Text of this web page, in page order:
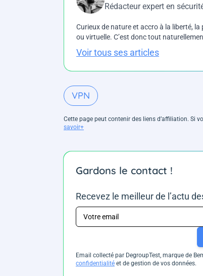
Rédacteur expert en
Curieux de nature et accro à la liberté,
ou virtuelle. C’est donc tout
Voir tous ses articles
VPN
Cette page peut contenir des liens d’affiliation. Si
savoir+
Gardons le contact !
Recevez le meilleur de l’actu
Email collecté par DegroupTest, marque de
confidentialité et de gestion de vos données.